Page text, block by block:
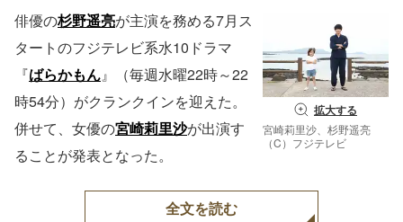
拡大する
宮崎莉里沙、杉野遥亮
（C）フジテレビ
俳優の杉野遥亮が主演を務める7月ス
タートのフジテレビ系水10ドラマ
『ばらかもん』（毎週水曜22時～22
時54分）がクランクインを迎えた。
併せて、女優の宮崎莉里沙が出演す
ることが発表となった。
全文を読む